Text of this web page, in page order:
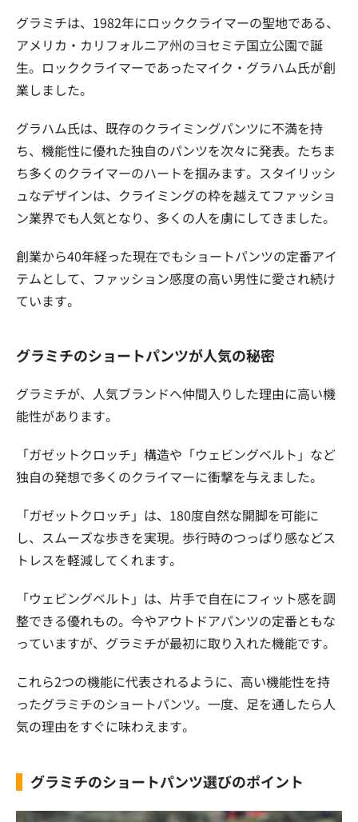
グラミチは、1982年にロッククライマーの聖地である、
アメリカ・カリフォルニア州のヨセミテ国立公園で誕
生。ロッククライマーであったマイク・グラハム氏が創
業しました。
グラハム氏は、既存のクライミングパンツに不満を持
ち、機能性に優れた独自のパンツを次々に発表。たちま
ち多くのクライマーのハートを掴みます。スタイリッシ
ュなデザインは、クライミングの枠を越えてファッショ
ン業界でも人気となり、多くの人を虜にしてきました。
創業から40年経った現在でもショートパンツの定番アイ
テムとして、ファッション感度の高い男性に愛され続け
ています。
グラミチのショートパンツが人気の秘密
グラミチが、人気ブランドへ仲間入りした理由に高い機
能性があります。
「ガゼットクロッチ」構造や「ウェビングベルト」など
独自の発想で多くのクライマーに衝撃を与えました。
「ガゼットクロッチ」は、180度自然な開脚を可能に
し、スムーズな歩きを実現。歩行時のつっぱり感などス
トレスを軽減してくれます。
「ウェビングベルト」は、片手で自在にフィット感を調
整できる優れもの。今やアウトドアパンツの定番ともな
っていますが、グラミチが最初に取り入れた機能です。
これら2つの機能に代表されるように、高い機能性を持
ったグラミチのショートパンツ。一度、足を通したら人
気の理由をすぐに味わえます。
グラミチのショートパンツ選びのポイント